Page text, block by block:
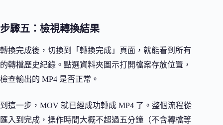
步驟五：檢視轉換結果
轉換完成後，切換到「轉換完成」頁面，就能看到所有
的轉檔歷史紀錄。點選資料夾圖示打開檔案存放位置，
檢查輸出的 MP4 是否正常。
到這一步，MOV 就已經成功轉成 MP4 了。整個流程從
匯入到完成，操作時間大概不超過五分鐘（不含轉檔等